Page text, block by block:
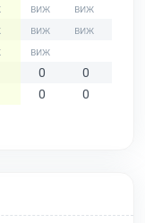
0 0
0 0